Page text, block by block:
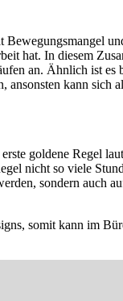
Bewegungsmangel
hat. In diesem
an. Ähnlich ist es
kann sich
goldene Regel
nicht so viele
sondern auch
somit kann im